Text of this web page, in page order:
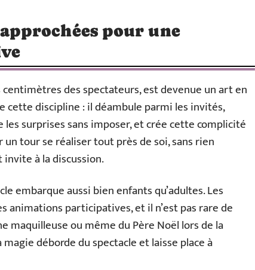
pour une
des spectateurs, est devenue un art en
cette discipline : il déambule parmi les invités,
surprises sans imposer, et crée cette complicité
tour se réaliser tout près de soi, sans rien
à la discussion.
embarque aussi bien enfants qu’adultes. Les
animations participatives, et il n’est pas rare de
maquilleuse ou même du Père Noël lors de la
déborde du spectacle et laisse place à